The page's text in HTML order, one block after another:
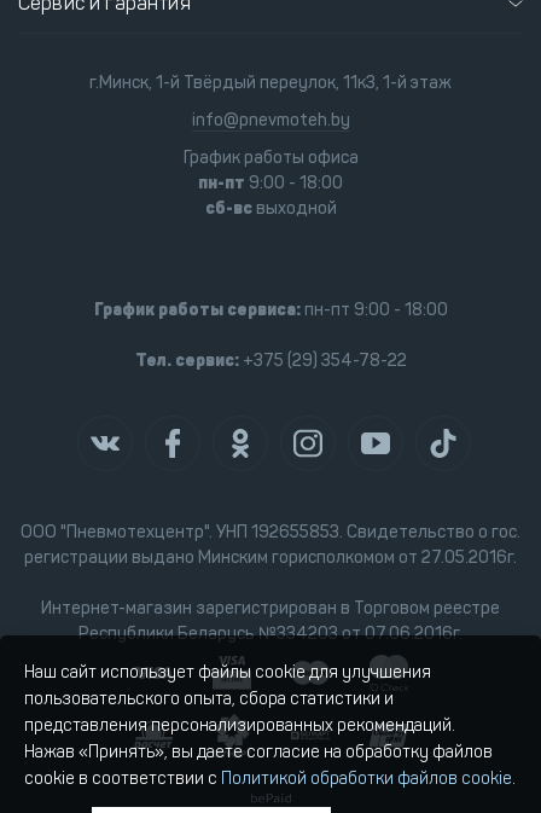
ООО "Пневмотехцентр". УНП 192655853. Свидетельство о гос.
регистрации выдано Минским горисполкомом от 27.05.2016г.
Интернет-магазин зарегистрирован в Торговом реестре
Республики Беларусь №334203 от 07.06.2016г.
г.Минск, 1-й Твёрдый переулок, 11к3, 1-й этаж
info@pnevmoteh.by
График работы офиса
пн-пт 9:00 - 18:00
сб-всвыходной
График работы сервиса:пн-пт 9:00 - 18:00
Тел. сервис:+375 (29) 354-78-22
Наш сайт использует файлы cookie для улучшения
пользовательского опыта, сбора статистики и
представления персонализированных рекомендаций.
Нажав «Принять», вы даете согласие на обработку файлов
cookie в соответствии с Политикой обработки файлов cookie.